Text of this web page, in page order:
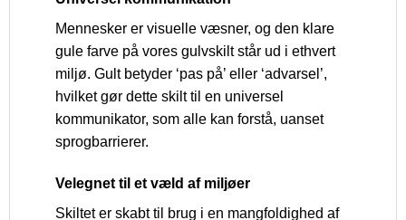
Mennesker er visuelle væsner, og den klare
gule farve på vores gulvskilt står ud i ethvert
miljø. Gult betyder ‘pas på’ eller ‘advarsel’,
hvilket gør dette skilt til en universel
kommunikator, som alle kan forstå, uanset
sprogbarrierer.
Velegnet til et væld af miljøer
Skiltet er skabt til brug i en mangfoldighed af